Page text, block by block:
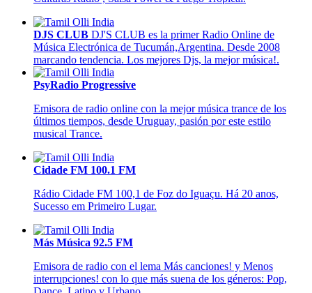
DJS CLUB DJ'S CLUB es la primer Radio Online de
Música Electrónica de Tucumán,Argentina. Desde 2008
marcando tendencia. Los mejores Djs, la mejor música!.
PsyRadio Progressive
Emisora de radio online con la mejor música trance de los
últimos tiempos, desde Uruguay, pasión por este estilo
musical Trance.
Cidade FM 100.1 FM
Rádio Cidade FM 100,1 de Foz do Iguaçu. Há 20 anos,
Sucesso em Primeiro Lugar.
Más Música 92.5 FM
Emisora de radio con el lema Más canciones! y Menos
interrupciones! con lo que más suena de los géneros: Pop,